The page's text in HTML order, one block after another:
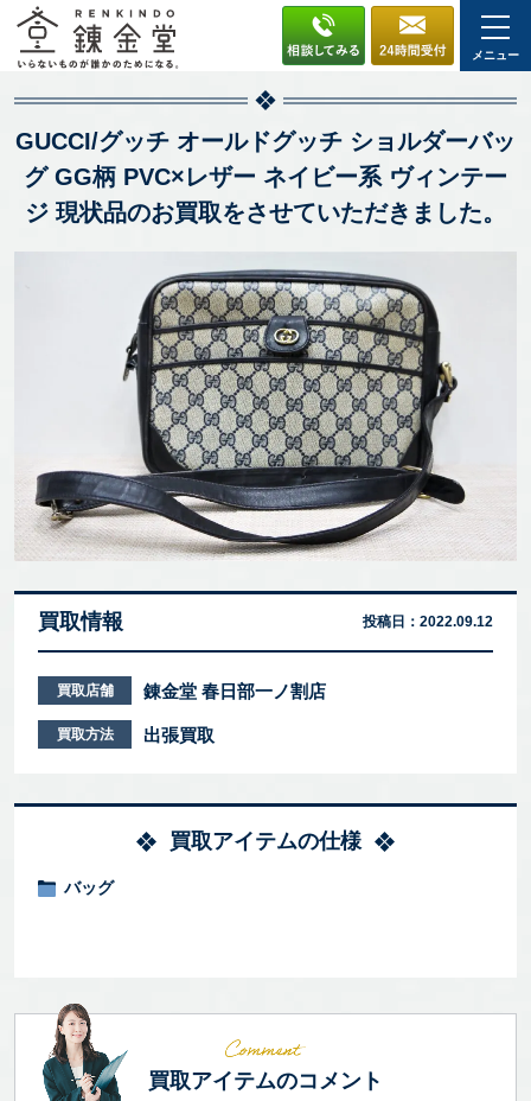
メニュー
GUCCI/グッチ オールドグッチ ショルダーバッ
グ GG柄 PVC×レザー ネイビー系 ヴィンテー
ジ 現状品のお買取をさせていただきました。
買取情報 投稿日： 2022.09.12
買取店舗 錬金堂 春日部一ノ割店
買取方法 出張買取
買取アイテムの仕様
バッグ
買取アイテムのコメント